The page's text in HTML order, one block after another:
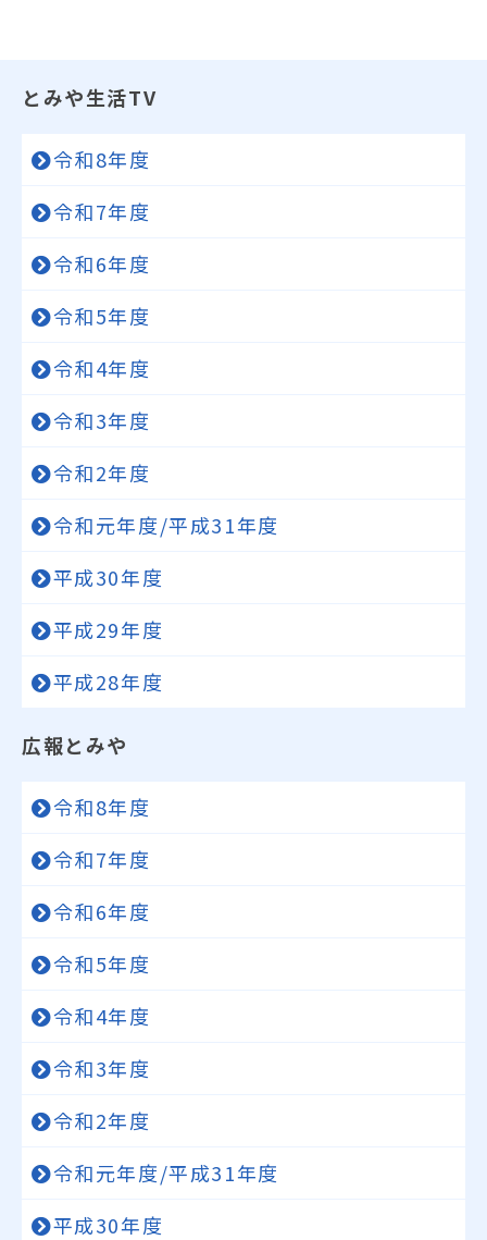
とみや生活TV
令和8年度
令和7年度
令和6年度
令和5年度
令和4年度
令和3年度
令和2年度
令和元年度/平成31年度
平成30年度
平成29年度
平成28年度
広報とみや
令和8年度
令和7年度
令和6年度
令和5年度
令和4年度
令和3年度
令和2年度
令和元年度/平成31年度
平成30年度